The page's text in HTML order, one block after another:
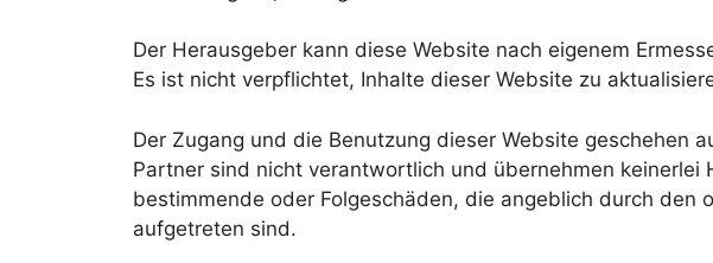
Der Herausgeber kann diese Website nach eigenem
Es ist nicht verpflichtet, Inhalte dieser Website zu
Der Zugang und die Benutzung dieser Website geschehen
Partner sind nicht verantwortlich und übernehmen
bestimmende oder Folgeschäden, die angeblich durch
aufgetreten sind.